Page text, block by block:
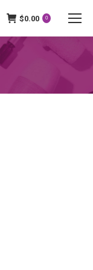
$0.00 0